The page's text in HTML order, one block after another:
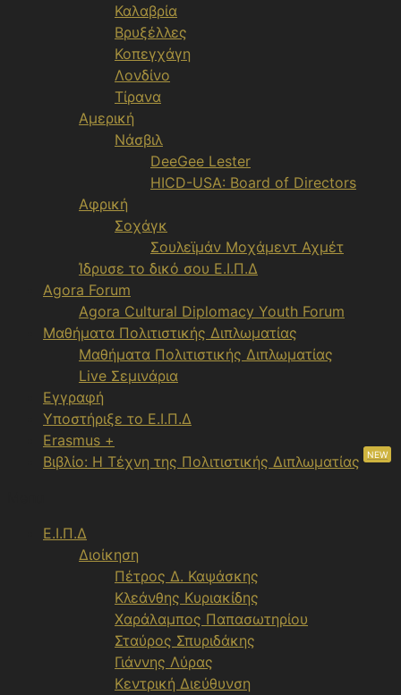
Καλαβρία
Βρυξέλλες
Κοπεγχάγη
Λονδίνο
Τίρανα
Αμερική
Νάσβιλ
DeeGee Lester
HICD-USA: Board of Directors
Αφρική
Σοχάγκ
Σουλεϊμάν Μοχάμεντ Αχμέτ
Ίδρυσε το δικό σου Ε.Ι.Π.Δ
Agora Forum
Agora Cultural Diplomacy Youth Forum
Μαθήματα Πολιτιστικής Διπλωματίας
Μαθήματα Πολιτιστικής Διπλωματίας
Live Σεμινάρια
Εγγραφή
Υποστήριξε το Ε.Ι.Π.Δ
Erasmus +
Βιβλίο: Η Τέχνη της Πολιτιστικής Διπλωματίας
NEW
Ε.Ι.Π.Δ
Διοίκηση
Πέτρος Δ. Καψάσκης
Κλεάνθης Κυριακίδης
Χαράλαμπος Παπασωτηρίου
Σταύρος Σπυριδάκης
Γιάννης Λύρας
Κεντρική Διεύθυνση